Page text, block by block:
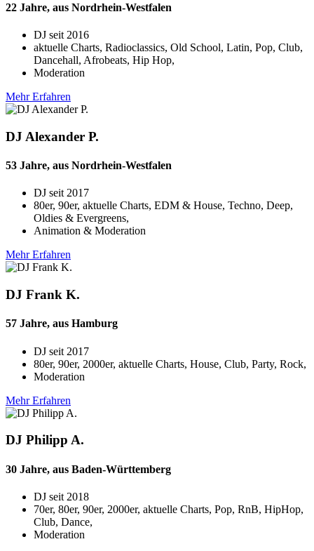
22 Jahre, aus Nordrhein-Westfalen
DJ seit 2016
aktuelle Charts, Radioclassics, Old School, Latin, Pop, Club,
Dancehall, Afrobeats, Hip Hop,
Moderation
Mehr Erfahren
DJ Alexander P.
53 Jahre, aus Nordrhein-Westfalen
DJ seit 2017
80er, 90er, aktuelle Charts, EDM & House, Techno, Deep,
Oldies & Evergreens,
Animation & Moderation
Mehr Erfahren
DJ Frank K.
57 Jahre, aus Hamburg
DJ seit 2017
80er, 90er, 2000er, aktuelle Charts, House, Club, Party, Rock,
Moderation
Mehr Erfahren
DJ Philipp A.
30 Jahre, aus Baden-Württemberg
DJ seit 2018
70er, 80er, 90er, 2000er, aktuelle Charts, Pop, RnB, HipHop,
Club, Dance,
Moderation